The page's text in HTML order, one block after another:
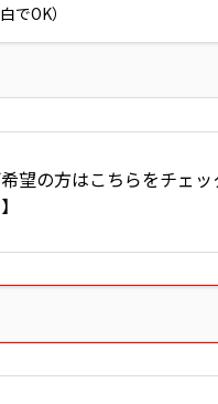
でOK）
望の方はこちらをチェ